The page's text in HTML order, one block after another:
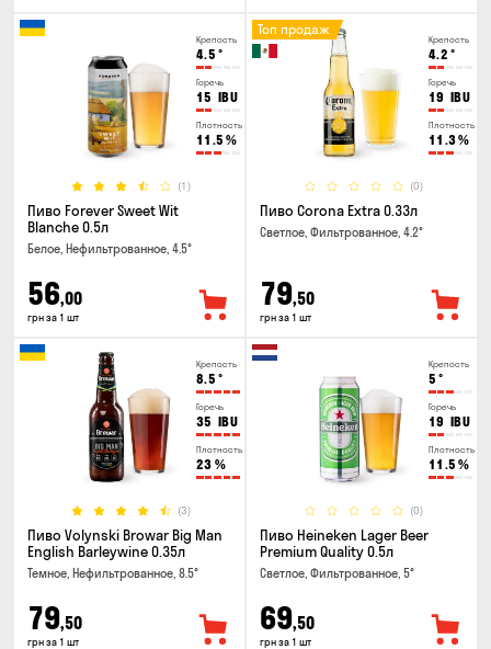
Крепость
4.5 °
Горечь
15 IBU
Плотность
11.5 %
(1)
Пиво Forever Sweet Wit
Blanche 0.5л
Белое, Нефильтрованное, 4.5°
56,00
грн за 1 шт
Крепость
4.2 °
Горечь
19 IBU
Плотность
11.3%
(0)
Топ продаж
Пиво Corona Extra 0.33л
Светлое, Фильтрованное, 4.2°
79,50
грн за 1 шт
Крепость
8.5 °
Горечь
35 IBU
Плотность
23 %
(3)
Пиво Volynski Browar Big Man
English Barleywine 0.35л
Темное, Нефильтрованное, 8.5°
79,50
грн за 1 шт
Крепость
5 °
Горечь
19 IBU
Плотность
11.5 %
(0)
Пиво Heineken Lager Beer
Premium Quality 0.5л
Светлое, Фильтрованное, 5°
69,50
грн за 1 шт